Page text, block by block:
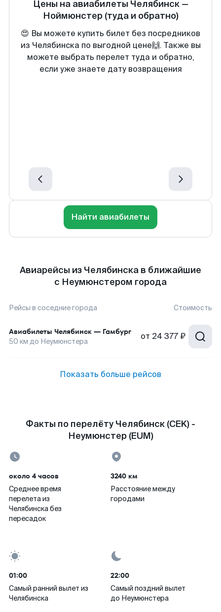
Цены на авиабилеты Челябинск—
Ноймюнстер (туда и обратно)
😍 Вы можете купить билет без посредников
из Челябинска по выгодной цене🙌. Также вы
можете выбрать перелет туда и обратно,
если уже знаете дату возвращения
Найти авиабилеты
Авиарейсы из Челябинска в ближайшие
с Неумюнстером города
Рейсы в соседние города Стоимость
Авиабилеты Челябинск — Гамбург
50 км до Неумюнстера от 24 377 ₽
Показать больше рейсов
Факты по перелёту Челябинск (CEK) -
Неумюнстер (EUM)
около 4 часов
Среднее время
перелета из
Челябинска без
пересадок
3240 км
Расстояние между
городами
01:00
Самый ранний вылет из
Челябинска
22:00
Самый поздний вылет
до Неумюнстера